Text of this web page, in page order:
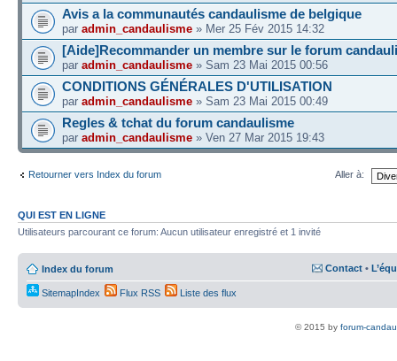
Avis a la communautés candaulisme de belgique
par admin_candaulisme » Mer 25 Fév 2015 14:32
[Aide]Recommander un membre sur le forum
par admin_candaulisme » Sam 23 Mai 2015 00:56
CONDITIONS GÉNÉRALES D'UTILISATION
par admin_candaulisme » Sam 23 Mai 2015 00:49
Regles & tchat du forum candaulisme
par admin_candaulisme » Ven 27 Mar 2015 19:43
Retourner vers Index du forum Aller à:
QUI EST EN LIGNE
Utilisateurs parcourant ce forum: Aucun utilisateur enregistré et 1 invité
Index du forum Contact •
SitemapIndex Flux RSS Liste des flux
© 2015 by forum-